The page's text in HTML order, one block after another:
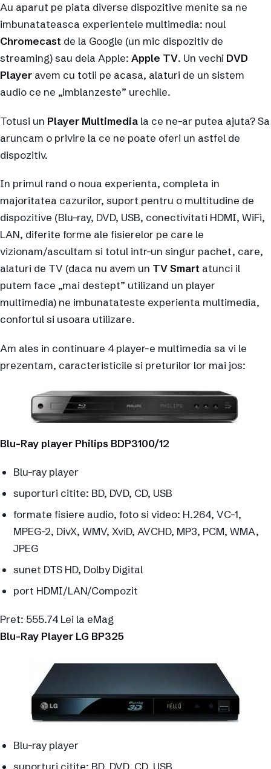
Au aparut pe piata diverse dispozitive menite sa ne
imbunatateasca experientele multimedia: noul
Chromecast de la Google (un mic dispozitiv de
streaming) sau dela Apple: Apple TV. Un vechi DVD
Player avem cu totii pe acasa, alaturi de un sistem
audio ce ne „imblanzeste” urechile.
Totusi un Player Multimedia la ce ne-ar putea ajuta? Sa
aruncam o privire la ce ne poate oferi un astfel de
dispozitiv.
In primul rand o noua experienta, completa in
majoritatea cazurilor, suport pentru o multitudine de
dispozitive (Blu-ray, DVD, USB, conectivitati HDMI, WiFi,
LAN, diferite forme ale fisierelor pe care le
vizionam/ascultam si totul intr-un singur pachet, care,
alaturi de TV (daca nu avem un TV Smart atunci il
putem face „mai destept” utilizand un player
multimedia) ne imbunatateste experienta multimedia,
confortul si usoara utilizare.
Am ales in continuare 4 player-e multimedia sa vi le
prezentam, caracteristicile si preturilor lor mai jos:
Blu-Ray player Philips BDP3100/12
Blu-ray player
suporturi citite: BD, DVD, CD, USB
formate fisiere audio, foto si video: H.264, VC-1,
MPEG-2, DivX, WMV, XviD, AVCHD, MP3, PCM, WMA,
JPEG
sunet DTS HD, Dolby Digital
port HDMI/LAN/Compozit
Pret: 555.74 Lei la eMag
Blu-Ray Player LG BP325
Blu-ray player
suporturi citite: BD, DVD, CD, USB